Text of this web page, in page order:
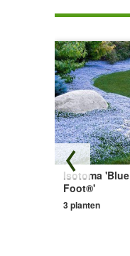
meststof
Isotoma 'Blue
Foot®'
3 planten